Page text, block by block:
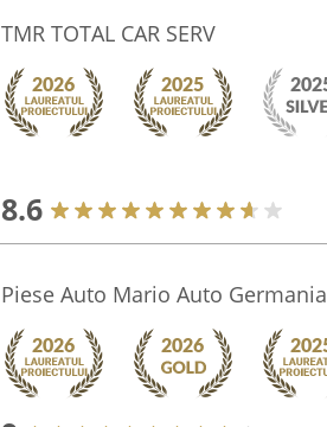
TMR TOTAL CAR SERV
8.6
Piese Auto Mario Auto Germania